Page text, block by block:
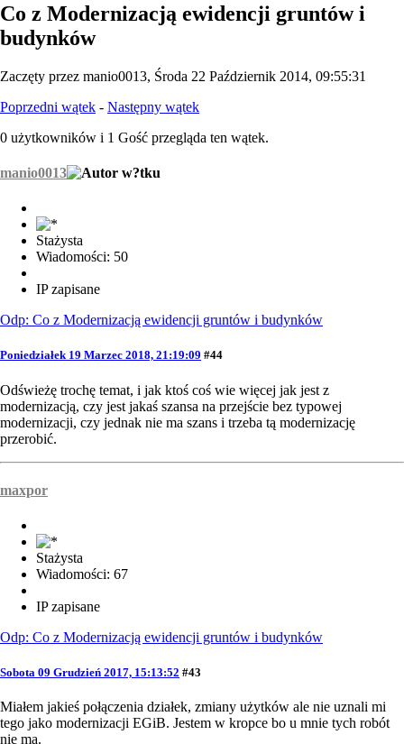
Co z Modernizacją ewidencji gruntów i
budynków
Zaczęty przez manio0013, Środa 22 Październik 2014, 09:55:31
Poprzedni wątek - Następny wątek
0 użytkowników i 1 Gość przegląda ten wątek.
manio0013
Stażysta
Wiadomości: 50
IP zapisane
Odp: Co z Modernizacją ewidencji gruntów i budynków
Poniedziałek 19 Marzec 2018, 21:19:09 #44
Odświeżę trochę temat, i jak ktoś coś wie więcej jak jest z
modernizacją, czy jest jakaś szansa na przejście bez typowej
modernizacji, czy jednak nie ma szans i trzeba tą modernizację
przerobić.
maxpor
Stażysta
Wiadomości: 67
IP zapisane
Odp: Co z Modernizacją ewidencji gruntów i budynków
Sobota 09 Grudzień 2017, 15:13:52 #43
Miałem jakieś połączenia działek, zmiany użytków ale nie uznali mi
tego jako modernizacji EGiB. Jestem w kropce bo u mnie tych robót
nie ma.